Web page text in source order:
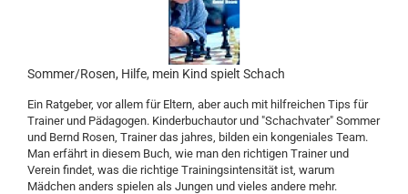
Sommer/Rosen, Hilfe, mein Kind spielt Schach
Ein Ratgeber, vor allem für Eltern, aber auch mit hilfreichen Tips für
Trainer und Pädagogen. Kinderbuchautor und "Schachvater" Sommer
und Bernd Rosen, Trainer das jahres, bilden ein kongeniales Team.
Man erfährt in diesem Buch, wie man den richtigen Trainer und
Verein findet, was die richtige Trainingsintensität ist, warum
Mädchen anders spielen als Jungen und vieles andere mehr.